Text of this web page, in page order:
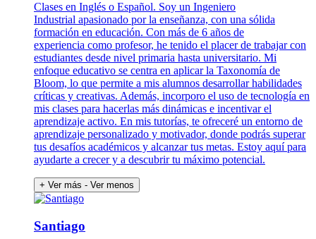
Clases en Inglés o Español. Soy un Ingeniero
Industrial apasionado por la enseñanza, con una sólida
formación en educación. Con más de 6 años de
experiencia como profesor, he tenido el placer de trabajar con
estudiantes desde nivel primaria hasta universitario. Mi
enfoque educativo se centra en aplicar la Taxonomía de
Bloom, lo que permite a mis alumnos desarrollar habilidades
críticas y creativas. Además, incorporo el uso de tecnología en
mis clases para hacerlas más dinámicas e incentivar el
aprendizaje activo. En mis tutorías, te ofreceré un entorno de
aprendizaje personalizado y motivador, donde podrás superar
tus desafíos académicos y alcanzar tus metas. Estoy aquí para
ayudarte a crecer y a descubrir tu máximo potencial.
+ Ver más - Ver menos
Santiago